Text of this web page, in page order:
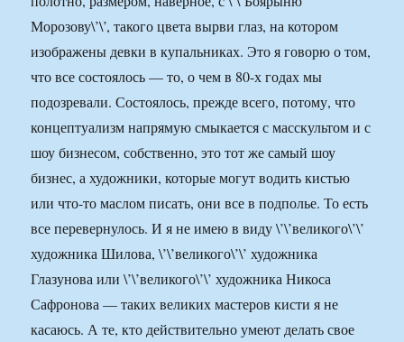
Морозову\’\’, такого цвета вырви глаз, на котором
изображены девки в купальниках. Это я говорю о том,
что все состоялось — то, о чем в 80-х годах мы
подозревали. Состоялось, прежде всего, потому, что
концептуализм напрямую смыкается с масскультом и с
шоу бизнесом, собственно, это тот же самый шоу
бизнес, а художники, которые могут водить кистью
или что-то маслом писать, они все в подполье. То есть
все перевернулось. И я не имею в виду \’\’великого\’\’
художника Шилова, \’\’великого\’\’ художника
Глазунова или \’\’великого\’\’ художника Никоса
Сафронова — таких великих мастеров кисти я не
касаюсь. А те, кто действительно умеют делать свое